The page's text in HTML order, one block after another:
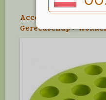
Accessoires
Gereedschap>